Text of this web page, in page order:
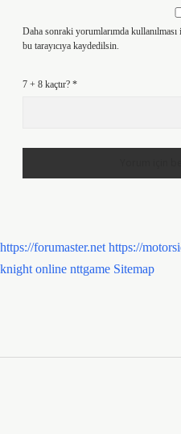
Daha sonraki yorumlarımda
bu tarayıcıya kaydedilsin.
7 + 8 kaçtır? *
https://forumaster.net https://
knight online nttgame Sitemap